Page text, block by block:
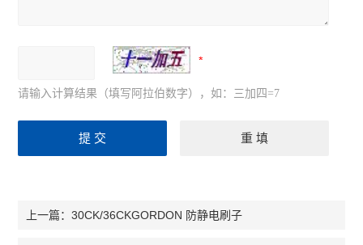
请输入计算结果（填写阿拉伯数字），如：三加四=7
上一篇：30CK/36CKGORDON 防静电刷子